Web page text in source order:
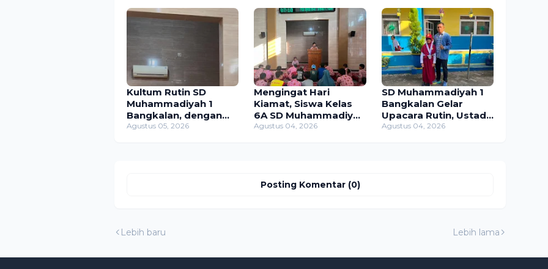
Kultum Rutin SD
Muhammadiyah 1
Bangkalan, dengan
tema Mengajak
Agustus 05, 2026
Mengingat Hari
Kiamat, Siswa Kelas
6A SD Muhammadiyah
1 Bangkalan Ajak
Agustus 04, 2026
SD Muhammadiyah 1
Bangkalan Gelar
Upacara Rutin, Ustadz
Farosdak: "Setiap
Agustus 04, 2026
Posting Komentar (0)
Lebih baru Lebih lama